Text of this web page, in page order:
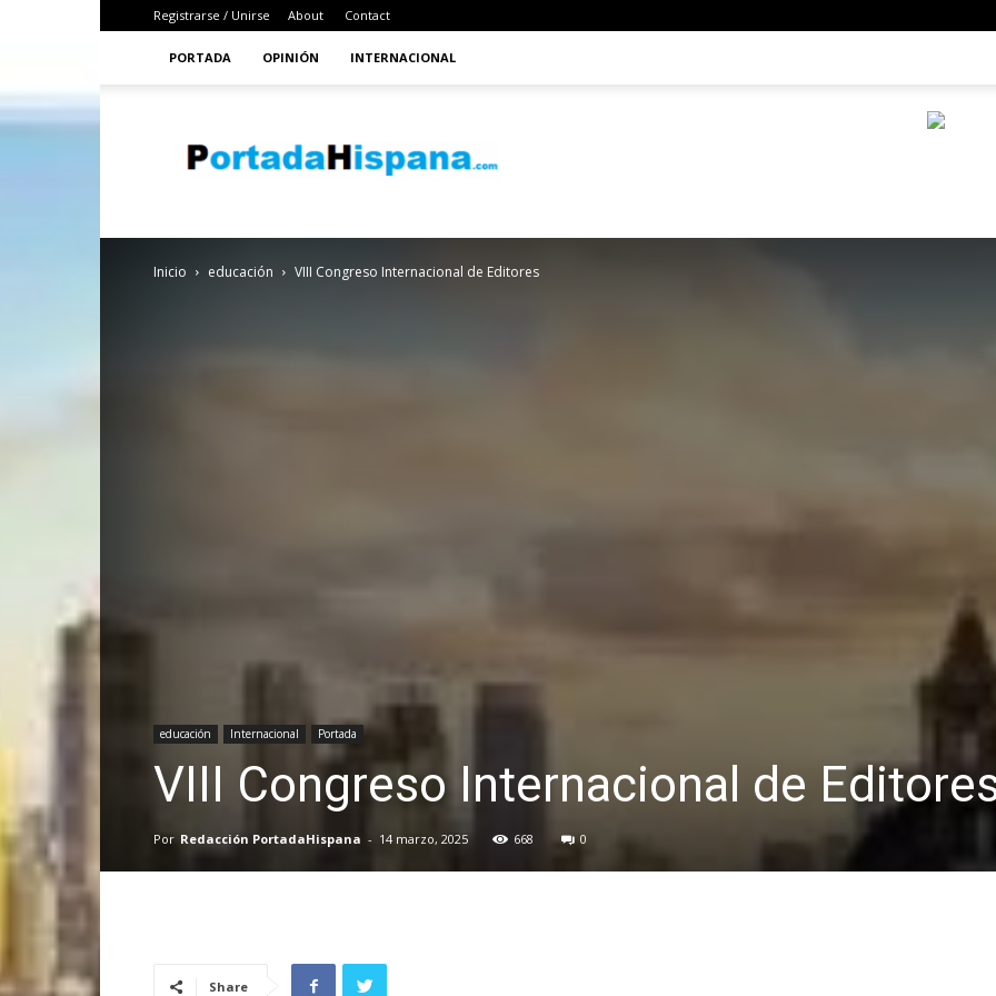
Registrarse / Unirse About Contact
PORTADA OPINIÓN INTERNACIONAL
Inicio educación VIII Congreso Internacional de Editores
educación Internacional Portada
VIII Congreso Internacional de
Por Redacción PortadaHispana - 14 marzo, 2025 668 0
Share